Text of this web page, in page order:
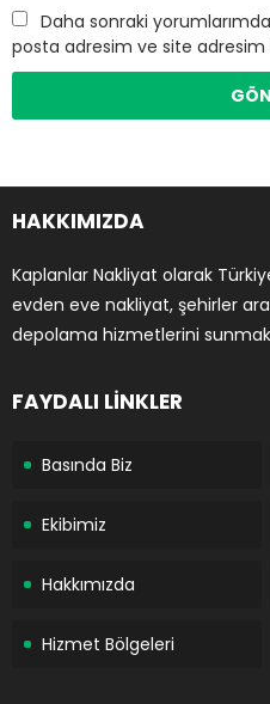
Daha sonraki
posta adresim ve site adresim
HAKKIMIZDA
Kaplanlar Nakliyat olarak
evden eve nakliyat, şehirler
depolama hizmetlerini
FAYDALI LİNKLER
Basında Biz
Ekibimiz
Hakkımızda
Hizmet Bölgeleri